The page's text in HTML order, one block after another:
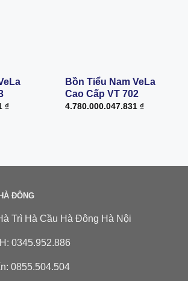
₫
Bồn Tiểu Nam VeLa
Cao Cấp VT 702
4.780.000.047.831 ₫
ĐÔNG
Trì Hà Cầu Hà Đông Hà Nội
0345.952.886
0855.504.504